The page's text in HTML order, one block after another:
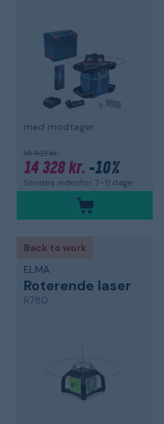
med modtager
15 921 kr.
14 328 kr. -10%
Sendes indenfor 7-11 dage
Back to work
ELMA
Roterende laser
R780